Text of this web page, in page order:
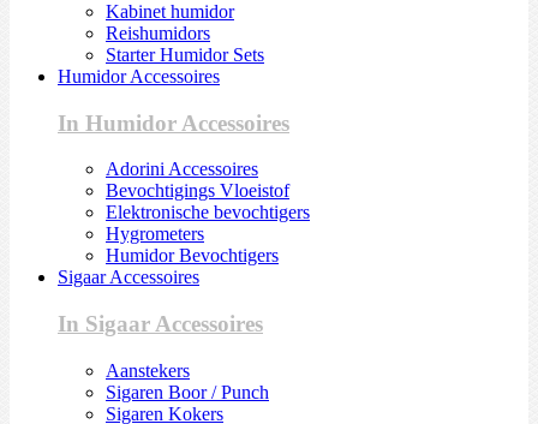
Kabinet humidor
Reishumidors
Starter Humidor Sets
Humidor Accessoires
In Humidor Accessoires
Adorini Accessoires
Bevochtigings Vloeistof
Elektronische bevochtigers
Hygrometers
Humidor Bevochtigers
Sigaar Accessoires
In Sigaar Accessoires
Aanstekers
Sigaren Boor / Punch
Sigaren Kokers